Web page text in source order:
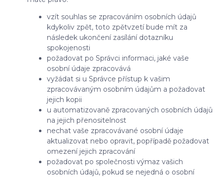
vzít souhlas se zpracováním osobních údajů
kdykoliv zpět, toto zpětvzetí bude mít za
následek ukončení zasílání dotazníku
spokojenosti
požadovat po Správci informaci, jaké vaše
osobní údaje zpracovává
vyžádat si u Správce přístup k vašim
zpracovávaným osobním údajům a požadovat
jejich kopii
u automatizovaně zpracovaných osobních údajů
na jejich přenositelnost
nechat vaše zpracovávané osobní údaje
aktualizovat nebo opravit, popřípadě požadovat
omezení jejich zpracování
požadovat po společnosti výmaz vašich
osobních údajů, pokud se nejedná o osobní